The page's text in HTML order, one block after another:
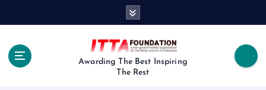
Awarding The Best Inspiring
The Rest